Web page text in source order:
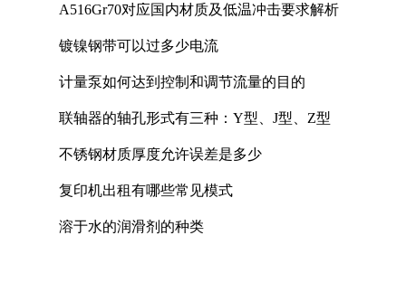
A516Gr70对应国内材质及低温冲击要求解析
镀镍钢带可以过多少电流
计量泵如何达到控制和调节流量的目的
联轴器的轴孔形式有三种：Y型、J型、Z型
不锈钢材质厚度允许误差是多少
复印机出租有哪些常见模式
溶于水的润滑剂的种类